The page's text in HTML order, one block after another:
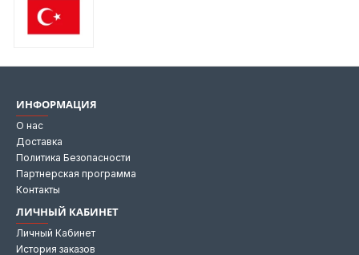
ИНФОРМАЦИЯ
О нас
Доставка
Политика Безопасности
Партнерская программа
Контакты
ЛИЧНЫЙ КАБИНЕТ
Личный Кабинет
История заказов